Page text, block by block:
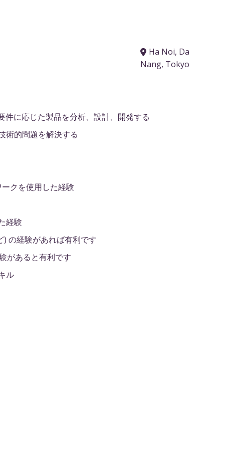
Ha Noi, Da
Nang, Tokyo
件に応じた製品を分析、設計、開発する
術的問題を解決する
クを使用した経験
経験
) の経験があれば有利です
があると有利です
ル